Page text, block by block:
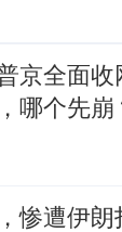
京全面
哪个先崩
惨遭伊